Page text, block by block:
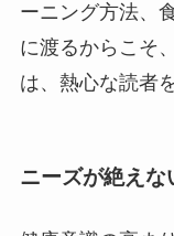
ーニング方法、
に渡るからこそ
は、熱心な読者
ニーズが絶えな